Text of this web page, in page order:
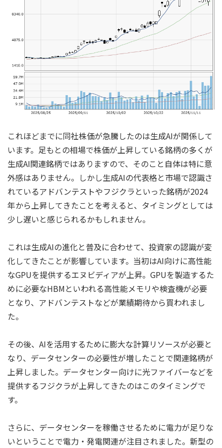
これほどまでに同社株価が急騰したのは生成AIが関係して
います。足もとの相場で株価が上昇している銘柄の多くが
生成AI関連銘柄ではありますので、そのこと自体は特に意
外感はありません。しかし生成AIの代表格と市場で認識さ
れているアドバンテストやフジクラといった銘柄が2024
年から上昇してきたことを考えると、タイミングとしては
少し遅いと感じられるかもしれません。
これは生成AIの進化と普及に合わせて、投資家の認識が変
化してきたことが影響しています。当初はAI向けに高性能
なGPUを提供するエヌビディアが上昇。GPUを製造するた
めに必要なHBMといわれる高性能メモリや検査機が必要
となり、アドバンテストなどが業績期待から買われまし
た。
その後、AIを活用するために膨大な計算リソースが必要と
なり、データセンターの必要性が増したことで関連銘柄が
上昇しました。データセンター向けに光ファイバーなどを
提供するフジクラが上昇してきたのはこのタイミングで
す。
さらに、データセンターを稼働させるために電力が足りな
いということで電力・発電関連が注目されました。新型の